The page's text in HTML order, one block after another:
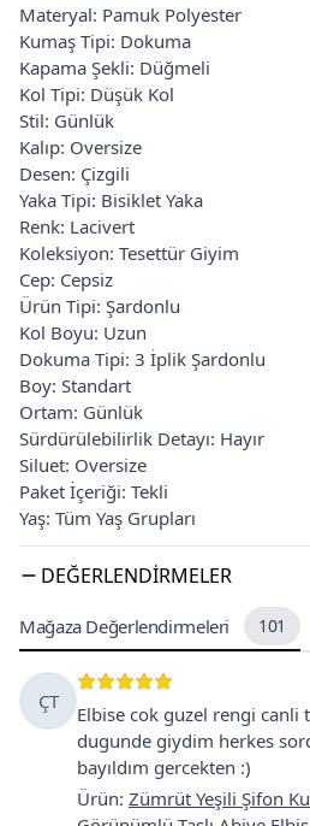
Materyal: Pamuk Polyester
Kumaş Tipi: Dokuma
Kapama Şekli: Düğmeli
Kol Tipi: Düşük Kol
Stil: Günlük
Kalıp: Oversize
Desen: Çizgili
Yaka Tipi: Bisiklet Yaka
Renk: Lacivert
Koleksiyon: Tesettür Giyim
Cep: Cepsiz
Ürün Tipi: Şardonlu
Kol Boyu: Uzun
Dokuma Tipi: 3 İplik Şardonlu
Boy: Standart
Ortam: Günlük
Sürdürülebilirlik Detayı: Hayır
Siluet: Oversize
Paket İçeriği: Tekli
Yaş: Tüm Yaş Grupları
DEĞERLENDIRMELER
Mağaza Değerlendirmeleri 101
ÇT
Elbise cok guzel rengi canli
dugunde giydim herkes
bayıldım gercekten :)
Ürün: Zümrüt Yeşili Şifon